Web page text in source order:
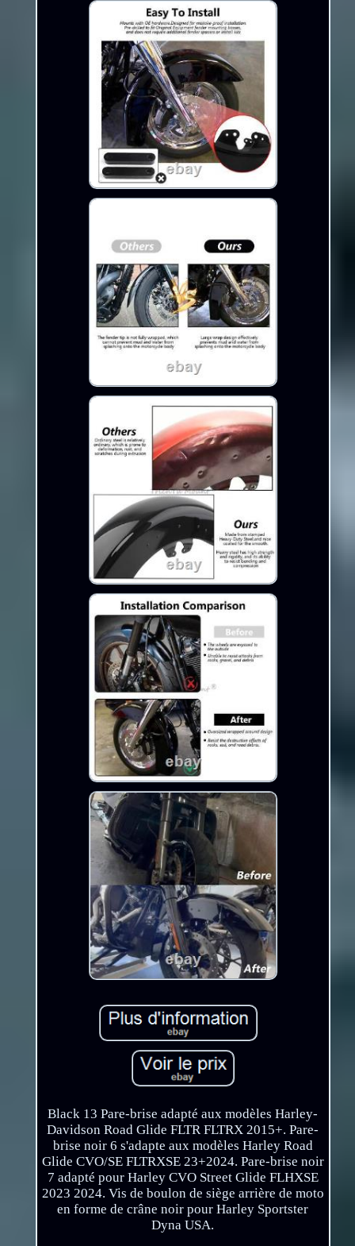
Black 13 Pare-brise adapté aux modèles Harley-
Davidson Road Glide FLTR FLTRX 2015+. Pare-
brise noir 6 s'adapte aux modèles Harley Road
Glide CVO/SE FLTRXSE 23+2024. Pare-brise noir
7 adapté pour Harley CVO Street Glide FLHXSE
2023 2024. Vis de boulon de siège arrière de moto
en forme de crâne noir pour Harley Sportster
Dyna USA.